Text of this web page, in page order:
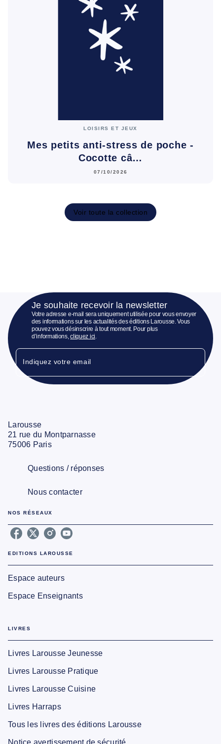
LOISIRS ET JEUX
Mes petits anti-stress de poche -
Cocotte câ…
07/10/2026
Voir toute la collection
Je souhaite recevoir la newsletter
Votre adresse e-mail sera uniquement utilisée pour vous envoyer
des informations sur les actualités des éditions Larousse. Vous
pouvez vous désinscrire à tout moment. Pour plus
d’informations,cliquez ici.
Indiquez votre email
Larousse
21 rue du Montparnasse
75006 Paris
Questions / réponses
Nous contacter
NOS RÉSEAUX
EDITIONS LAROUSSE
Espace auteurs
Espace Enseignants
LIVRES
Livres Larousse Jeunesse
Livres Larousse Pratique
Livres Larousse Cuisine
Livres Harraps
Tous les livres des éditions Larousse
Notice avertissement de sécurité